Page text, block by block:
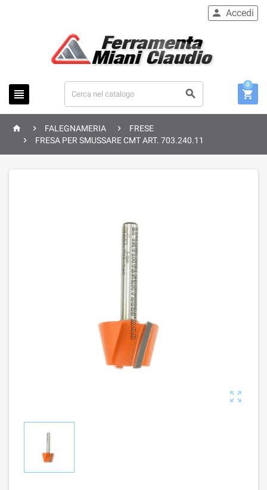
 
 Accedi

0
  FALEGNAMERIA 
FRESE

FRESA PER SMUSSARE CMT ART. 703.240.11
